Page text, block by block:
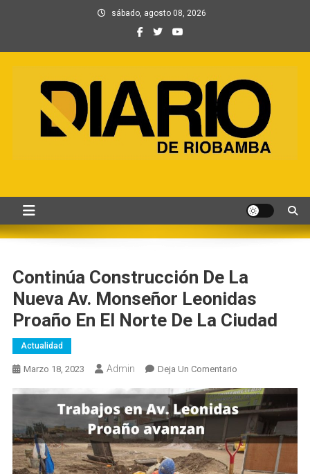
sábado, agosto 08, 2026
y Contenidos digitales
Continúa Construcción De La
Nueva Av. Monseñor Leonidas
Proaño En El Norte De La Ciudad
Actualidad
Marzo 18, 2023 Admin Deja Un ComentarioEn
Construcción
De
La
Nueva
Av.